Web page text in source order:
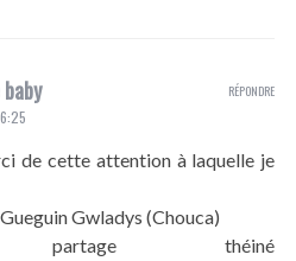
de cette attention à laquelle je
Gueguin Gwladys (Chouca)
théiné
RÉPONDRE